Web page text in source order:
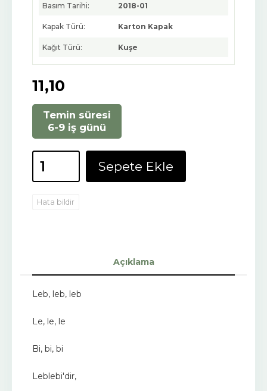
Basım Tarihi: 2018-01
Kapak Türü: Karton Kapak
Kağıt Türü: Kuşe
11,10
Temin süresi
6-9 iş günü
Sepete Ekle
Hata bildir
Açıklama
Leb, leb, leb
Le, le, le
Bi, bi, bi
Leblebi'dir,